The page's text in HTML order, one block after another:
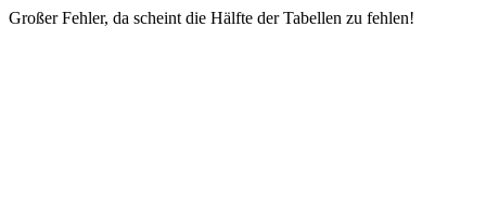
Großer Fehler, da scheint die Hälfte der Tabellen zu fehlen!